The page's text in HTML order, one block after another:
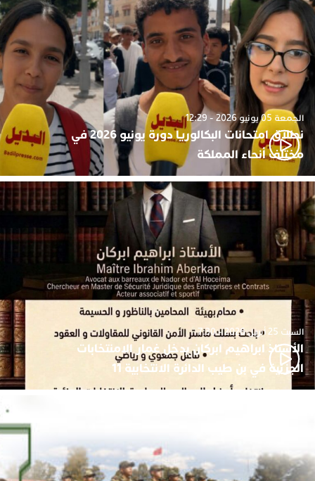
الجمعة 05 يونيو 2026 - 12:29
نطلاق امتحانات البكالوريا دورة يونيو 2026 في
مختلف أنحاء المملكة
السبت 25 أبريل 2026 - 7:30
الأستاذ ابراهيم ابركان يدخل غمار الامنتخابات
الجزئية في بن طيب الدائرة الانتخابية 11